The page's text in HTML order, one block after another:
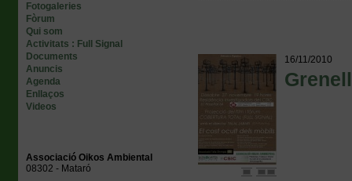
Fotogaleries
Fòrum
Qui som
Activitats : Full Signal
Documents
Anuncis
Agenda
Enllaços
Videos
Associació Oikos Ambiental
08302 - Mataró
16/11/2010